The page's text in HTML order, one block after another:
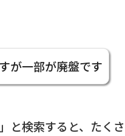
が一部が廃盤です
と検索すると、たく